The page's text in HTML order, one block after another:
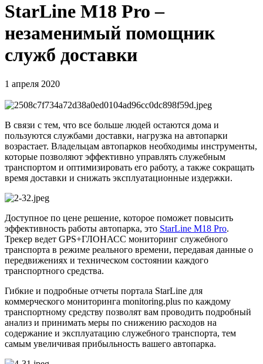
StarLine M18 Pro –
незаменимый помощник
служб доставки
1 апреля 2020
В связи с тем, что все больше людей остаются дома и
пользуются службами доставки, нагрузка на автопарки
возрастает. Владельцам автопарков необходимы инструменты,
которые позволяют эффективно управлять служебным
транспортом и оптимизировать его работу, а также сокращать
время доставки и снижать эксплуатационные издержки.
Доступное по цене решение, которое поможет повысить
эффективность работы автопарка, это StarLine M18 Pro.
Трекер ведет GPS+ГЛОНАСС мониторинг служебного
транспорта в режиме реального времени, передавая данные о
передвижениях и техническом состоянии каждого
транспортного средства.
Гибкие и подробные отчеты портала StarLine для
коммерческого мониторинга monitoring.plus по каждому
транспортному средству позволят вам проводить подробный
анализ и принимать меры по снижению расходов на
содержание и эксплуатацию служебного транспорта, тем
самым увеличивая прибыльность вашего автопарка.